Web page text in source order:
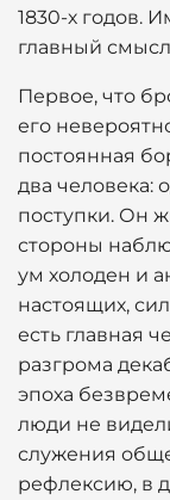
1830-х годов.
главный
Первое, что
его
постоянная
два человека:
поступки. Он
стороны
ум холоден и
настоящих,
есть главная
разгрома
эпоха
люди не
служения
рефлексию, в